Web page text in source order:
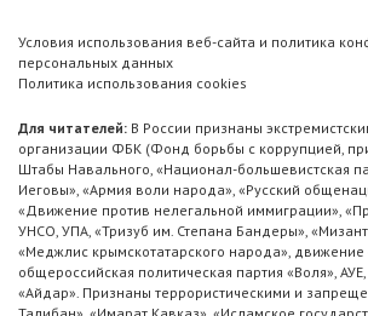
Условия использования веб-сайта и политика
персональных данных
Политика использования cookies
Для читателей: В России признаны
организации ФБК (Фонд борьбы с коррупцией,
Штабы Навального, «Национал-большевистская
Иеговы», «Армия воли народа», «Русский
«Движение против нелегальной иммиграции»,
УНСО, УПА, «Тризуб им. Степана Бандеры»,
«Меджлис крымскотатарского народа», движение
общероссийская политическая партия «Воля»,
«Айдар». Признаны террористическими и
Талибан», «Имарат Кавказ», «Исламское